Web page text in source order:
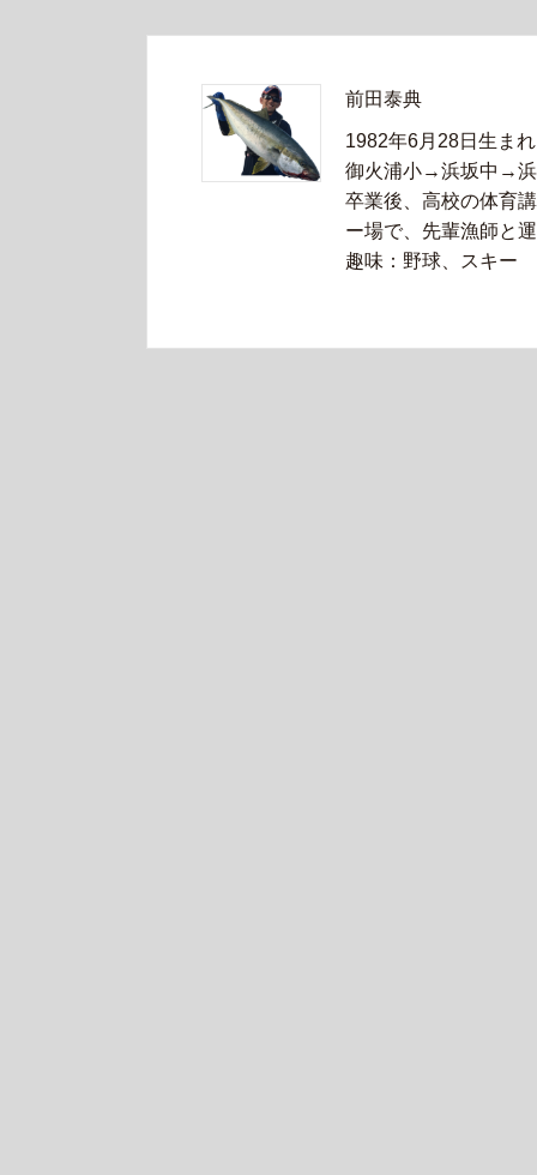
前田泰典
1982年6月28日生まれ
御火浦小→浜坂中→
卒業後、高校の体育
ー場で、先輩漁師と
趣味：野球、スキー